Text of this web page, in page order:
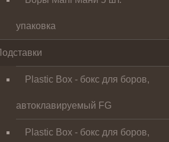
упаковка
Plastic Box - бокс для боров,
автоклавируемый FG
Plastic Box - бокс для боров,